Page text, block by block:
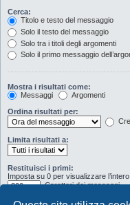
Cerca:
Titolo e testo del messaggio
Solo il testo del messaggio
Solo tra i titoli degli argomenti
Solo il primo messaggio
Mostra i risultati come:
Messaggi
Argomenti
Ordina risultati per:
Limita risultati a:
Restituisci i primi:
Imposta su 0 per visualizzare
Caratteri dei messaggi